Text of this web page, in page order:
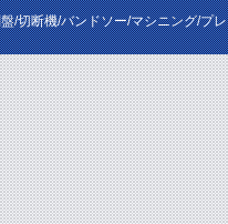
/切断機/バンドソー/マシニング/プ